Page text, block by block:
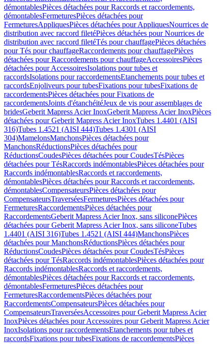
démontablesPièces détachées pour Raccords et raccordements,
démontablesFermeturesPièces détachées pour
FermeturesAppliquesPièces détachées pour AppliquesNourrices de
distribution avec raccord filetéPièces détachées pour Nourrices de
distribution avec raccord filetéTés pour chauffagePièces détachées
pour Tés pour chauffageRaccordements pour chauffagePièces
détachées pour Raccordements pour chauffageAccessoiresPièces
détachées pour AccessoiresIsolations pour tubes et
raccordsIsolations pour raccordementsEtanchements pour tubes et
raccordsEnjoliveurs pour tubesFixations pour tubesFixations de
raccordementsPièces détachées pour Fixations de
raccordementsJoints d'étanchéitéJeux de vis pour assemblages de
bridesGeberit Mapress Acier InoxGeberit Mapress Acier InoxPièces
détachées pour Geberit Mapress Acier InoxTubes 1.4401 (AISI
316)Tubes 1.4521 (AISI 444)Tubes 1.4301 (AISI
304)MamelonsManchonsPièces détachées pour
ManchonsRéductionsPièces détachées pour
RéductionsCoudesPièces détachées pour CoudesTésPièces
détachées pour TésRaccords indémontablesPièces détachées pour
Raccords indémontablesRaccords et raccordements,
démontablesPièces détachées pour Raccords et raccordements,
démontablesCompensateursPièces détachées pour
CompensateursTraverséesFermeturesPièces détachées pour
FermeturesRaccordementsPièces détachées pour
RaccordementsGeberit Mapress Acier Inox, sans siliconePièces
détachées pour Geberit Mapress Acier Inox, sans siliconeTubes
1.4401 (AISI 316)Tubes 1.4521 (AISI 444)ManchonsPièces
détachées pour ManchonsRéductionsPièces détachées pour
RéductionsCoudesPièces détachées pour CoudesTésPièces
détachées pour TésRaccords indémontablesPièces détachées pour
Raccords indémontablesRaccords et raccordements,
démontablesPièces détachées pour Raccords et raccordements,
démontablesFermeturesPièces détachées pour
FermeturesRaccordementsPièces détachées pour
RaccordementsCompensateursPièces détachées pour
CompensateursTraverséesAccessoires pour Geberit Mapress Acier
InoxPièces détachées pour Accessoires pour Geberit Mapress Acier
InoxIsolations pour raccordementsEtanchements pour tubes et
raccordsFixations pour tubesFixations de raccordementsPièces